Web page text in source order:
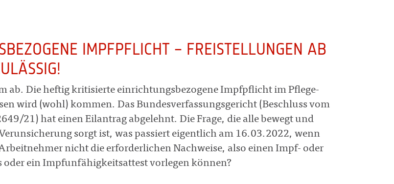
IMPFPFLICHT – FREISTELLUNGEN AB
ab. Die heftig kritisierte einrichtungsbezogene Impfpflicht im Pflege-
wird (wohl) kommen. Das Bundesverfassungsgericht (Beschluss vom
21) hat einen Eilantrag abgelehnt. Die Frage, die alle bewegt und
sorgt ist, was passiert eigentlich am 16.03.2022, wenn
nicht die erforderlichen Nachweise, also einen Impf- oder
oder ein Impfunfähigkeitsattest vorlegen können?